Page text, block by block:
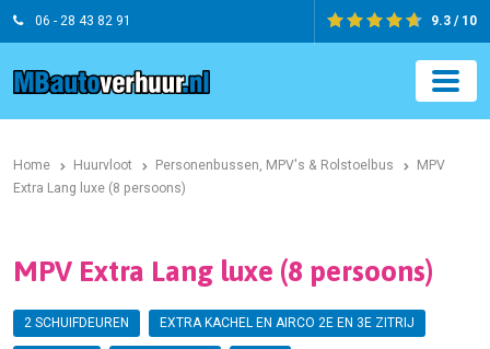
06 - 28 43 82 91 9.3 / 10
Home Huurvloot Personenbussen, MPV's & Rolstoelbus
MPV
Extra Lang luxe (8 persoons)
MPV Extra Lang luxe (8 persoons)
2 SCHUIFDEUREN EXTRA KACHEL EN AIRCO 2E EN 3E ZITRIJ